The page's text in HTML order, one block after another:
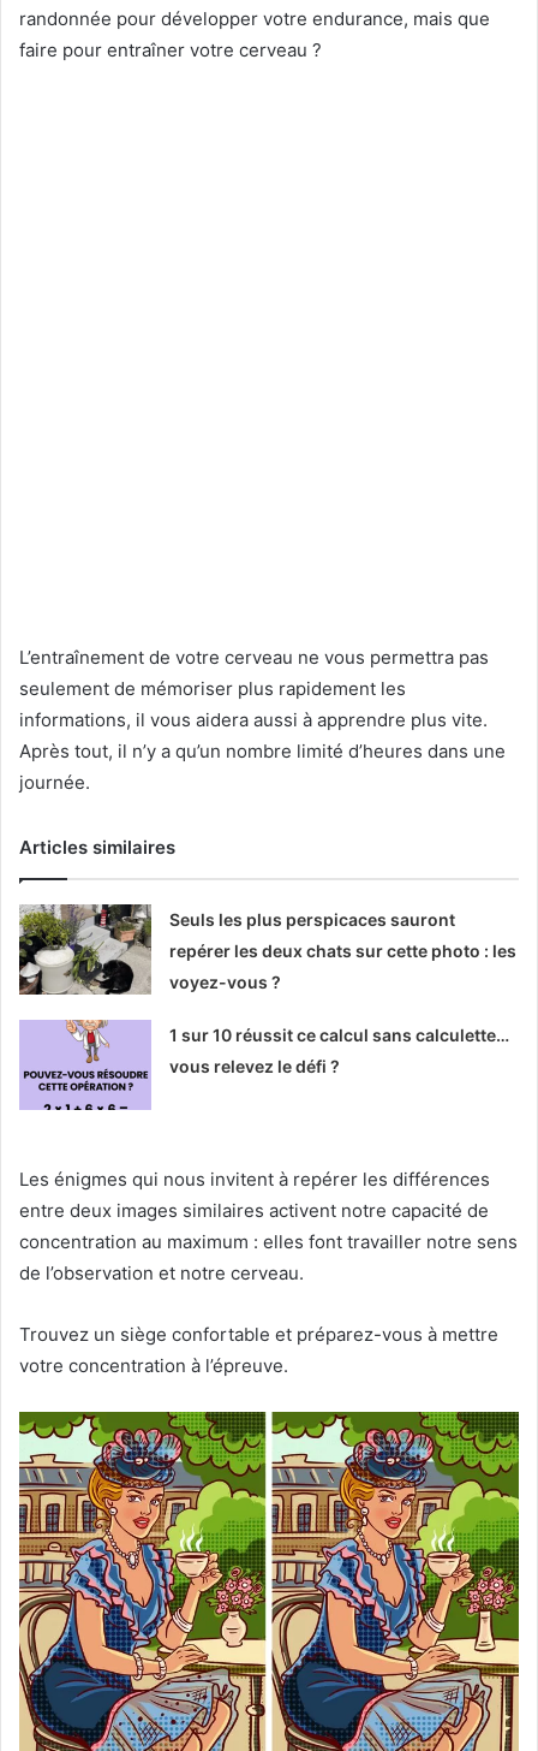
randonnée pour développer votre endurance, mais que
faire pour entraîner votre cerveau ?
L’entraînement de votre cerveau ne vous permettra pas
seulement de mémoriser plus rapidement les
informations, il vous aidera aussi à apprendre plus vite.
Après tout, il n’y a qu’un nombre limité d’heures dans une
journée.
Articles similaires
Seuls les plus perspicaces sauront
repérer les deux chats sur cette photo : les
voyez-vous ?
1 sur 10 réussit ce calcul sans calculette…
vous relevez le défi ?
Les énigmes qui nous invitent à repérer les différences
entre deux images similaires activent notre capacité de
concentration au maximum : elles font travailler notre sens
de l’observation et notre cerveau.
Trouvez un siège confortable et préparez-vous à mettre
votre concentration à l’épreuve.